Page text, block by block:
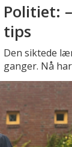
Politiet:
tips
Den siktede
ganger. Nå